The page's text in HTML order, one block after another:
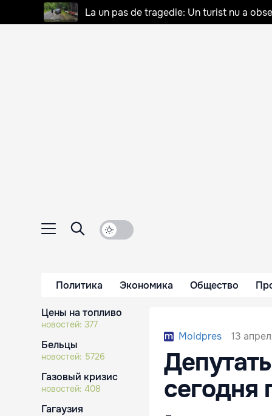
La un pas de tragedie: Un turist nu a
Политика Экономика Общество
Цены на топливо
новостей: 377
Бельцы
новостей: 5726
Газовый кризис
новостей: 408
Гагаузия
Moldpres 13
сегодня